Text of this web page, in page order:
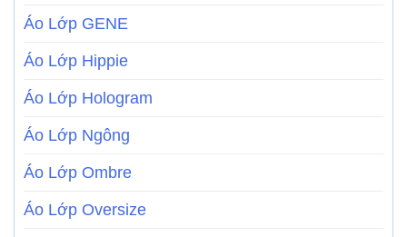
Áo Lớp GENE
Áo Lớp Hippie
Áo Lớp Hologram
Áo Lớp Ngông
Áo Lớp Ombre
Áo Lớp Oversize